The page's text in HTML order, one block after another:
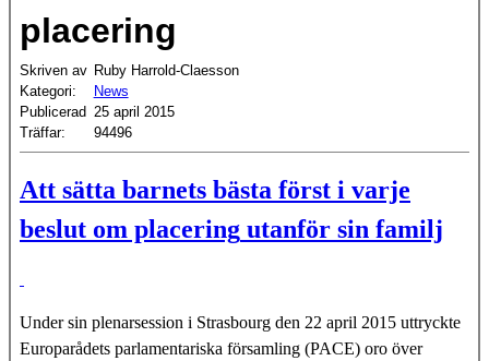
placering
Skriven av Ruby Harrold-Claesson
Kategori:
News
Publicerad 25 april 2015
Träffar:
94496
Att sätta barnets bästa först i varje
beslut om placering utanför sin familj
Under sin plenarsession i Strasbourg den 22 april 2015 uttryckte
Europarådets parlamentariska församling (PACE) oro över